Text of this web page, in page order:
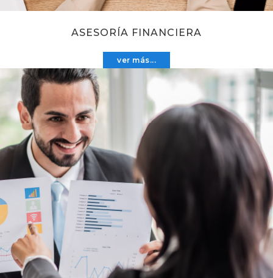
ASESORÍA FINANCIERA
ver más...